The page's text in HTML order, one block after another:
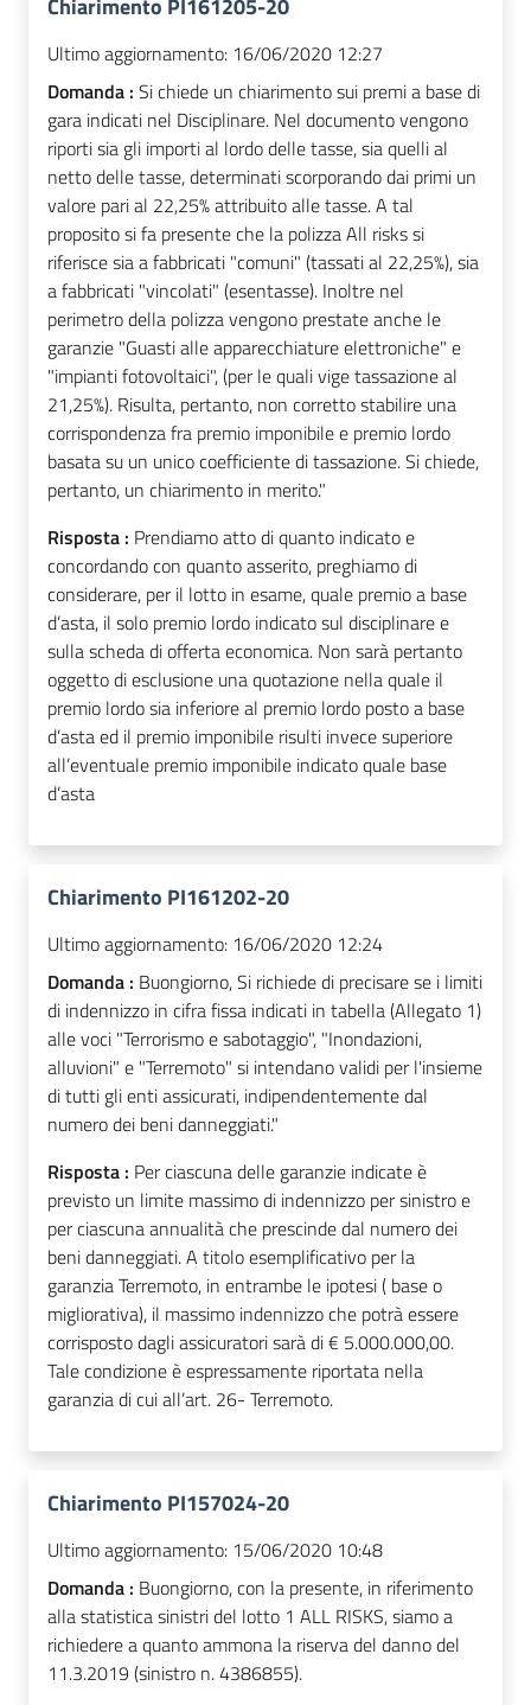
Chiarimento PI161205-20
Ultimo aggiornamento: 16/06/2020 12:27
Domanda : Si chiede un chiarimento sui premi a base di
gara indicati nel Disciplinare. Nel documento vengono
riporti sia gli importi al lordo delle tasse, sia quelli al
netto delle tasse, determinati scorporando dai primi un
valore pari al 22,25% attribuito alle tasse. A tal
proposito si fa presente che la polizza All risks si
riferisce sia a fabbricati "comuni" (tassati al 22,25%), sia
a fabbricati "vincolati" (esentasse). Inoltre nel
perimetro della polizza vengono prestate anche le
garanzie "Guasti alle apparecchiature elettroniche" e
"impianti fotovoltaici", (per le quali vige tassazione al
21,25%). Risulta, pertanto, non corretto stabilire una
corrispondenza fra premio imponibile e premio lordo
basata su un unico coefficiente di tassazione. Si chiede,
pertanto, un chiarimento in merito."
Risposta : Prendiamo atto di quanto indicato e
concordando con quanto asserito, preghiamo di
considerare, per il lotto in esame, quale premio a base
d’asta, il solo premio lordo indicato sul disciplinare e
sulla scheda di offerta economica. Non sarà pertanto
oggetto di esclusione una quotazione nella quale il
premio lordo sia inferiore al premio lordo posto a base
d’asta ed il premio imponibile risulti invece superiore
all’eventuale premio imponibile indicato quale base
d’asta
Chiarimento PI161202-20
Ultimo aggiornamento: 16/06/2020 12:24
Domanda : Buongiorno, Si richiede di precisare se i limiti
di indennizzo in cifra fissa indicati in tabella (Allegato 1)
alle voci "Terrorismo e sabotaggio", "Inondazioni,
alluvioni" e "Terremoto" si intendano validi per l'insieme
di tutti gli enti assicurati, indipendentemente dal
numero dei beni danneggiati."
Risposta : Per ciascuna delle garanzie indicate è
previsto un limite massimo di indennizzo per sinistro e
per ciascuna annualità che prescinde dal numero dei
beni danneggiati. A titolo esemplificativo per la
garanzia Terremoto, in entrambe le ipotesi ( base o
migliorativa), il massimo indennizzo che potrà essere
corrisposto dagli assicuratori sarà di € 5.000.000,00.
Tale condizione è espressamente riportata nella
garanzia di cui all’art. 26- Terremoto.
Chiarimento PI157024-20
Ultimo aggiornamento: 15/06/2020 10:48
Domanda : Buongiorno, con la presente, in riferimento
alla statistica sinistri del lotto 1 ALL RISKS, siamo a
richiedere a quanto ammona la riserva del danno del
11.3.2019 (sinistro n. 4386855).